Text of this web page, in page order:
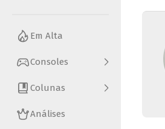
Em Alta
Consoles
Colunas
Análises